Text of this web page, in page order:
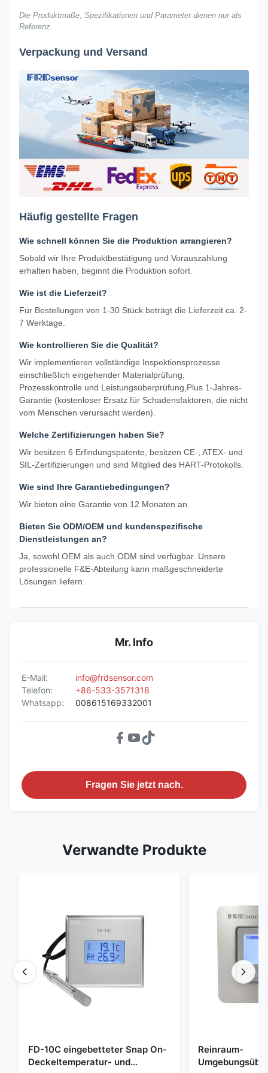
Die Produktmaße, Spezifikationen und Parameter dienen nur als
Referenz.
Verpackung und Versand
Häufig gestellte Fragen
Wie schnell können Sie die Produktion arrangieren?
Sobald wir Ihre Produktbestätigung und Vorauszahlung
erhalten haben, beginnt die Produktion sofort.
Wie ist die Lieferzeit?
Für Bestellungen von 1-30 Stück beträgt die Lieferzeit ca. 2-
7 Werktage.
Wie kontrollieren Sie die Qualität?
Wir implementieren vollständige Inspektionsprozesse
einschließlich eingehender Materialprüfung,
Prozesskontrolle und Leistungsüberprüfung,Plus 1-Jahres-
Garantie (kostenloser Ersatz für Schadensfaktoren, die nicht
vom Menschen verursacht werden).
Welche Zertifizierungen haben Sie?
Wir besitzen 6 Erfindungspatente, besitzen CE-, ATEX- und
SIL-Zertifizierungen und sind Mitglied des HART-Protokolls.
Wie sind Ihre Garantiebedingungen?
Wir bieten eine Garantie von 12 Monaten an.
Bieten Sie ODM/OEM und kundenspezifische
Dienstleistungen an?
Ja, sowohl OEM als auch ODM sind verfügbar. Unsere
professionelle F&E-Abteilung kann maßgeschneiderte
Lösungen liefern.
Mr. Info
E-Mail:
info@frdsensor.com
Telefon:
+86-533-3571318
Whatsapp:
008615169332001
Fragen Sie jetzt nach.
Verwandte Produkte
FD-10C eingebetteter Snap On-
Deckeltemperatur- und
Reinraum-